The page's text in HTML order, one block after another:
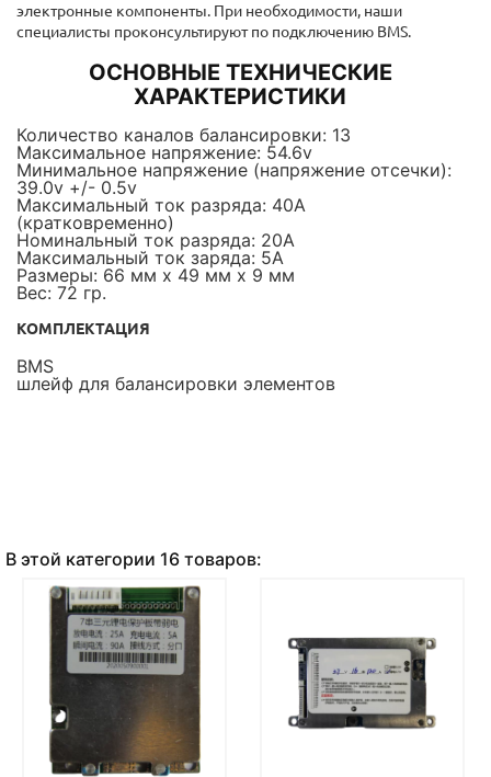
электронные компоненты. При необходимости, наши
специалисты проконсультируют по подключению BMS.
ОСНОВНЫЕ ТЕХНИЧЕСКИЕ
ХАРАКТЕРИСТИКИ
Количество каналов балансировки: 13
Максимальное напряжение: 54.6v
Минимальное напряжение (напряжение отсечки):
39.0v +/- 0.5v
Максимальный ток разряда: 40А
(кратковременно)
Номинальный ток разряда: 20А
Максимальный ток заряда: 5А
Размеры: 66 мм х 49 мм х 9 мм
Вес: 72 гр.
КОМПЛЕКТАЦИЯ
BMS
шлейф для балансировки элементов
В этой категории 16 товаров: